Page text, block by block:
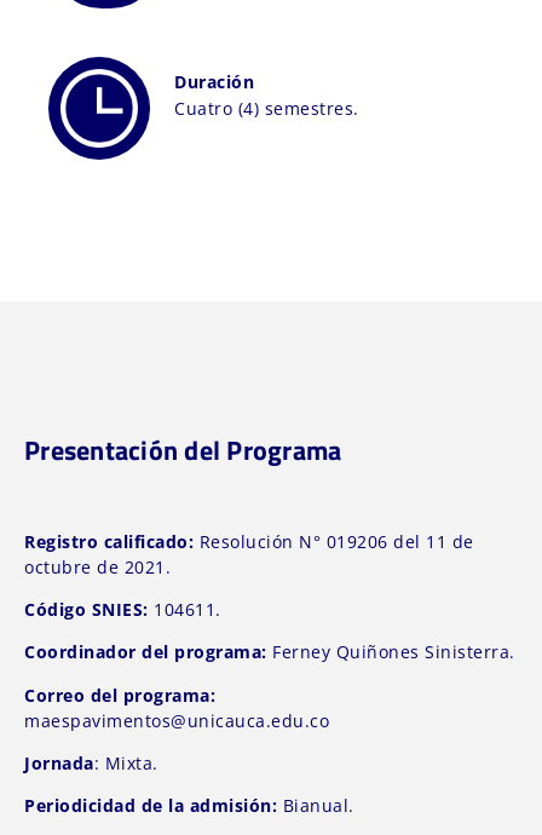
Duración
Cuatro (4) semestres.
Presentación del Programa
Registro calificado: Resolución N° 019206 del 11 de
octubre de 2021.
Código SNIES: 104611.
Coordinador del programa: Ferney Quiñones Sinisterra.
Correo del programa:
maespavimentos@unicauca.edu.co
Jornada: Mixta.
Periodicidad de la admisión: Bianual.